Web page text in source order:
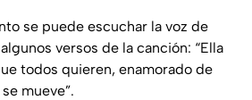
se puede escuchar la voz de
versos de la canción: “Ella
todos quieren, enamorado de
mueve”.